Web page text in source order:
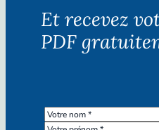
Et recevez
PDF